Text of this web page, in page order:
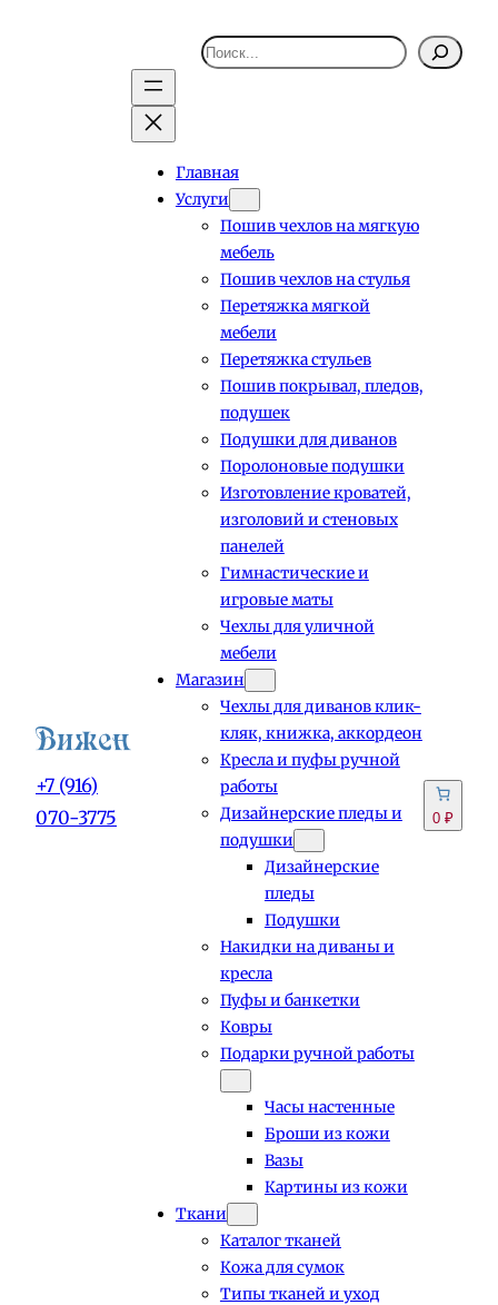
+7 (916)
070-3775
Поиск
Главная
Услуги
Пошив чехлов на мягкую
мебель
Пошив чехлов на стулья
Перетяжка мягкой
мебели
Перетяжка стульев
Пошив покрывал, пледов,
подушек
Подушки для диванов
Поролоновые подушки
Изготовление кроватей,
изголовий и стеновых
панелей
Гимнастические и
игровые маты
Чехлы для уличной
мебели
Магазин
Чехлы для диванов клик-
кляк, книжка, аккордеон
Кресла и пуфы ручной
работы
Дизайнерские пледы и
подушки
Дизайнерские
пледы
Подушки
Накидки на диваны и
кресла
Пуфы и банкетки
Ковры
Подарки ручной работы
Часы настенные
Броши из кожи
Вазы
Картины из кожи
Ткани
Каталог тканей
Кожа для сумок
Типы тканей и уход
0 ₽